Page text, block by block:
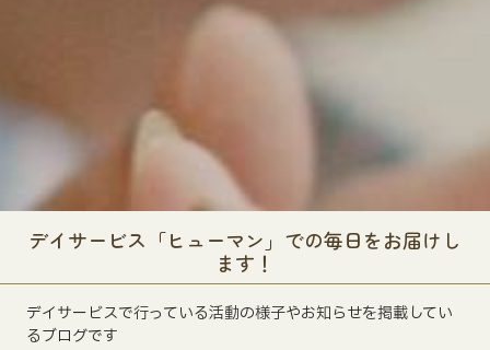
デイサービス「ヒューマン」での毎日をお届けし
ます！
デイサービスで行っている活動の様子やお知らせを掲載してい
るブログです